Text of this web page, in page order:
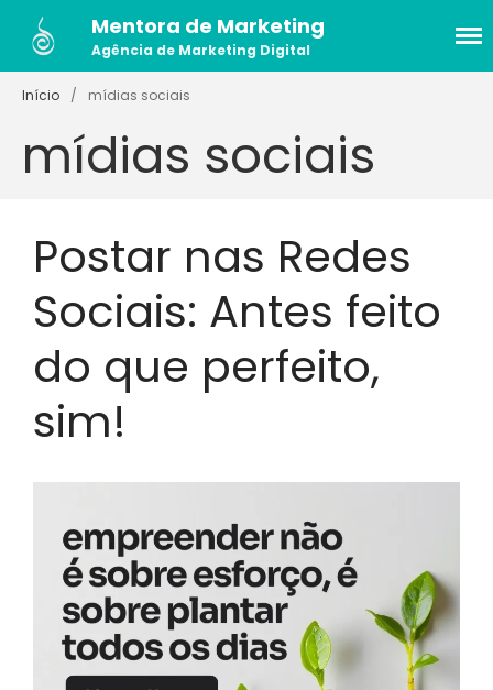
Serviços
Gestão de Redes Sociais
Caso de Sucesso Website
Essência Exponencial
Caso de Sucesso: Estratégia
Digital Dentista
Cursos
[GRATUITO] Engaja no Insta
Curso Online em 40 dias
Recursos
Livro
Aulas
E-books
Cursos
Mentora de Marketing
Agência de Marketing Digital
Início / mídias sociais
mídias sociais
Postar nas Redes
Sociais: Antes feito
do que perfeito,
sim!